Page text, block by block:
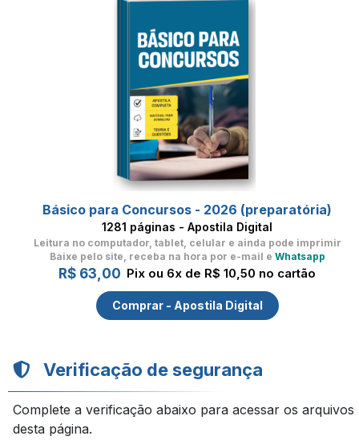
Básico para Concursos - 2026 (preparatória)
1281 páginas - Apostila Digital
Leitura no computador, tablet, celular e ainda pode imprimir
Baixe pelo site, receba na hora por e-mail e Whatsapp
R$ 63,00 Pix ou 6x de R$ 10,50 no cartão
Comprar - Apostila Digital
Verificação de segurança
Complete a verificação abaixo para acessar os arquivos
desta página.